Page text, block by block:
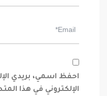
احفظ اسمي، بريدي
الإلكتروني في هذا